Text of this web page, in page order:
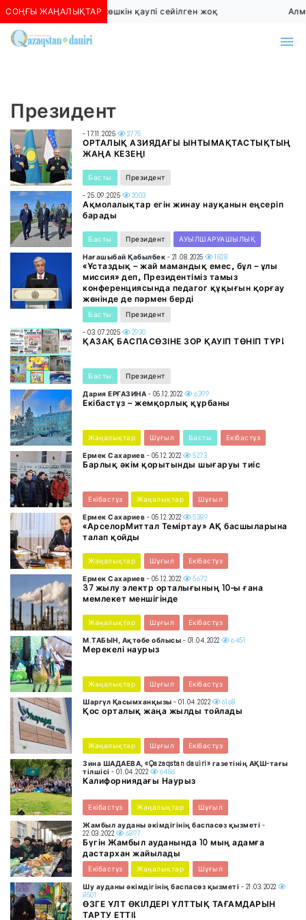
СОҢҒЫ ЖАҢАЛЫҚТАРАлматыда көшкін қаупі сейілген жоқ
Президент
- 17.11.2025 2775
ОРТАЛЫҚ АЗИЯДАҒЫ ЫНТЫМАҚТАСТЫҚТЫҢ
ЖАҢА КЕЗЕҢІ
Басты Президент
- 25.09.2025 2003
Ақмолалықтар егін жинау науқанын еңсеріп
барады
Басты Президент АУЫЛШАРУАШЫЛЫҚ
Нағашыбай Қабылбек - 21.08.2025 1828
«Ұстаздық – жай мамандық емес, бұл – ұлы
миссия» деп, Президентіміз тамыз
конференциясында педагог құқығын қорғау
жөнінде де пәрмен берді
Басты Президент
- 03.07.2025 2930
ҚАЗАҚ БАСПАСӨЗІНЕ ЗОР ҚАУІП ТӨНІП ТҰР!
Басты Президент
Дария ЕРҒАЗИНА - 05.12.2022 6399
Екібастұз – жемқорлық құрбаны
Жаңалықтар Шұғыл Басты Екібастұз
Ермек Сахариев - 05.12.2022 5273
Барлық әкім қорытынды шығаруы тиіс
Екібастұз Жаңалықтар Шұғыл
Ермек Сахариев - 05.12.2022 5389
«АрселорМиттал Теміртау» АҚ басшыларына
талап қойды
Жаңалықтар Шұғыл Екібастұз
Ермек Сахариев - 05.12.2022 5672
37 жылу электр орталығының 10-ы ғана
мемлекет меншігінде
Жаңалықтар Шұғыл Екібастұз
М.ТАБЫН, Ақтөбе облысы - 01.04.2022 6451
Мерекелі наурыз
Жаңалықтар Шұғыл Екібастұз
Шаргүл Қасымханқызы - 01.04.2022 6168
Қос орталық жаңа жылды тойлады
Жаңалықтар Шұғыл Екібастұз
Зина ШАДАЕВА, «Qazaqstan dauiri» газетінің АҚШ-тағы
тілшісі - 01.04.2022 6486
Калифорниядағы Наурыз
Екібастұз Жаңалықтар Шұғыл
Жамбыл ауданы әкімдігінің баспасөз қызметі -
22.03.2022
6897
Бүгін Жамбыл ауданында 10 мың адамға
дастархан жайылады
Екібастұз Жаңалықтар Шұғыл
Шу ауданы әкімдігінің баспасөз қызметі - 21.03.2022
8501
ӨЗГЕ ҰЛТ ӨКІЛДЕРІ ҰЛТТЫҚ ТАҒАМДАРЫН
ТАРТУ ЕТТІ!